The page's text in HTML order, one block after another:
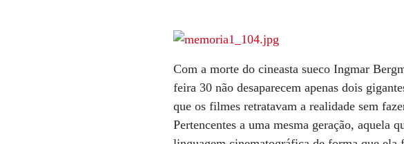
Com a morte do cineasta sueco Ingmar
feira 30 não desaparecem apenas dois
que os filmes retratavam a realidade sem
Pertencentes a uma mesma geração, aquela